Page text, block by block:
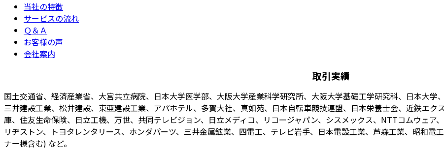
当社の特徴
サービスの流れ
Ｑ＆Ａ
お客様の声
会社案内
取引実績
国土交通省、経済産業省、大宮共立病院、日本大学医学部、大阪大学産業科学研究所、大阪大学基礎工学研究科、日本大学
三井建設工業、松井建設、東亜建設工業、アパホテル、多賀大社、真如苑、日本自転車競技連盟、日本栄養士会、近鉄エ
庫、住友生命保険、日立工機、万世、共同テレビジョン、日立メディコ、リコージャパン、シスメックス、NTTコムウェ
リヂストン、トヨタレンタリース、ホンダパーツ、三井金属鉱業、四電工、テレビ岩手、日本電設工業、芦森工業、昭和電
ナー様含む) など。